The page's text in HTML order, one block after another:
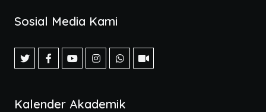
Sosial Media Kami
Kalender Akademik